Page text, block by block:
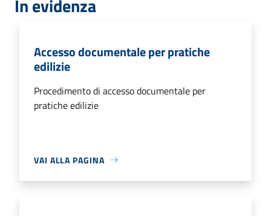
In evidenza
Accesso documentale per pratiche
edilizie
Procedimento di accesso documentale per
pratiche edilizie
VAI ALLA PAGINA